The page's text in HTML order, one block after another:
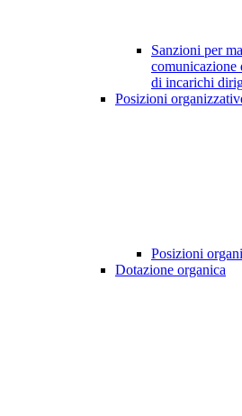
Sanzioni per
comunicazione
di incarichi
Posizioni
Posizioni
Dotazione organica